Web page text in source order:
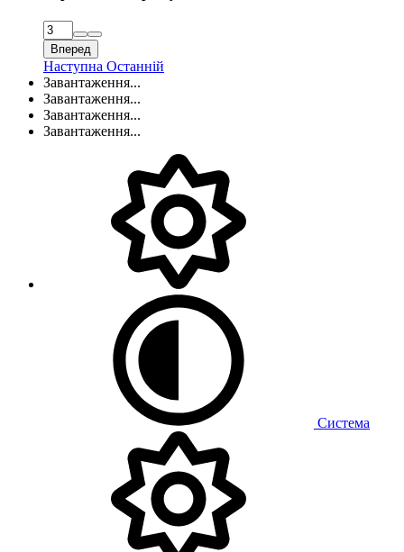
Вперед
Наступна Останній
Завантаження...
Завантаження...
Завантаження...
Завантаження...
Система